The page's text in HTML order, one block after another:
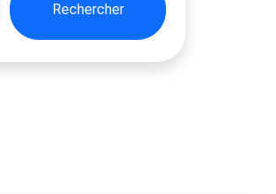
Rechercher